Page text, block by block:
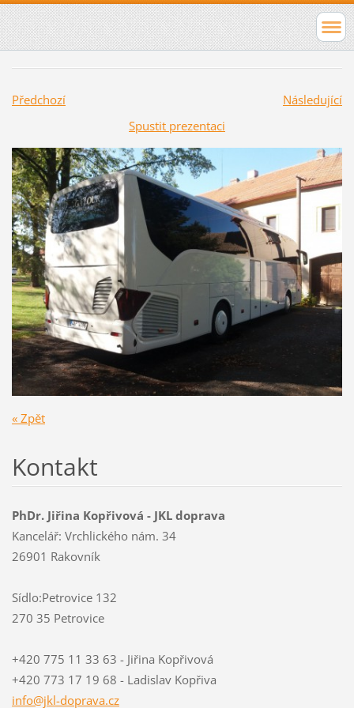
Předchozí
Následující
Spustit prezentaci
« Zpět
Kontakt
PhDr. Jiřina Kopřivová - JKL doprava
Kancelář: Vrchlického nám. 34
26901 Rakovník
Sídlo:Petrovice 132
270 35 Petrovice
+420 775 11 33 63 - Jiřina Kopřivová
+420 773 17 19 68 - Ladislav Kopřiva
info@jkl-doprava.cz